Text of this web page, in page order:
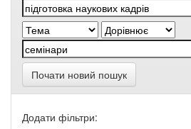
Почати новий пошук
Додати фільтри: